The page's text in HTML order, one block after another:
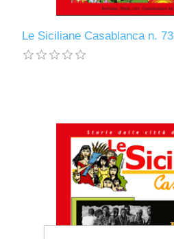
Le Siciliane Casablanca n. 73